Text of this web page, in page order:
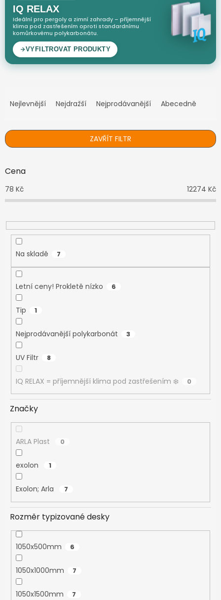
a
n
í
r
d
u
t
ů
Nejlevnější Nejdražší Nejprodávanější Abecedně
ZAVŘÍT FILTR
Cena
78 Kč 12274 Kč
Na skladě 7
Letní ceny! Prokletě nízko 6
Tip 1
Nejprodávanější polykarbonát 3
UV Filtr 8
IQ RELAX = příjemnější klima pod zastřešením ❄️ 0
Značky
ARLA Plast 0
exolon 1
Exolon; Arla 7
Rozměr typizované desky
1050x500mm 6
1050x1000mm 7
1050x1500mm 7